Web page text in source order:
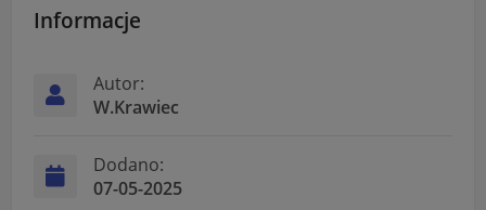
Informacje
Autor:
W.Krawiec
Dodano:
07-05-2025